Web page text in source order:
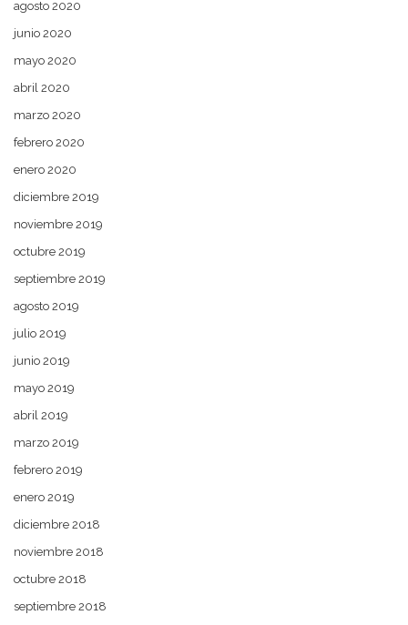
agosto 2020
junio 2020
mayo 2020
abril 2020
marzo 2020
febrero 2020
enero 2020
diciembre 2019
noviembre 2019
octubre 2019
septiembre 2019
agosto 2019
julio 2019
junio 2019
mayo 2019
abril 2019
marzo 2019
febrero 2019
enero 2019
diciembre 2018
noviembre 2018
octubre 2018
septiembre 2018